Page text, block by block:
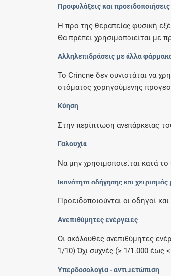
Προφυλάξεις και προειδοποιήσεις
Η προ της θεραπείας φυσική
Θα πρέπει χρησιμοποιείται με
Αλληλεπιδράσεις με άλλα
Το Crinone δεν συνιστάται να
στόματος χορηγούμενης
Κύηση
Στην περίπτωση ανεπάρκειας
Γαλουχία
Να μην χρησιμοποιείται κατά
Ικανότητα οδήγησης και
Προειδοποιούνται οι οδηγοί
Ανεπιθύμητες ενέργειες
Οι ακόλουθες ανεπιθύμητες
1/10) Όχι συχνές (≥ 1/1.000 έως
Υπερδοσολογία - αντιμετώπιση